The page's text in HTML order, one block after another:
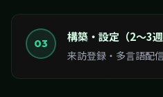
03 構築・設定（2〜3週
来訪登録・多言語配